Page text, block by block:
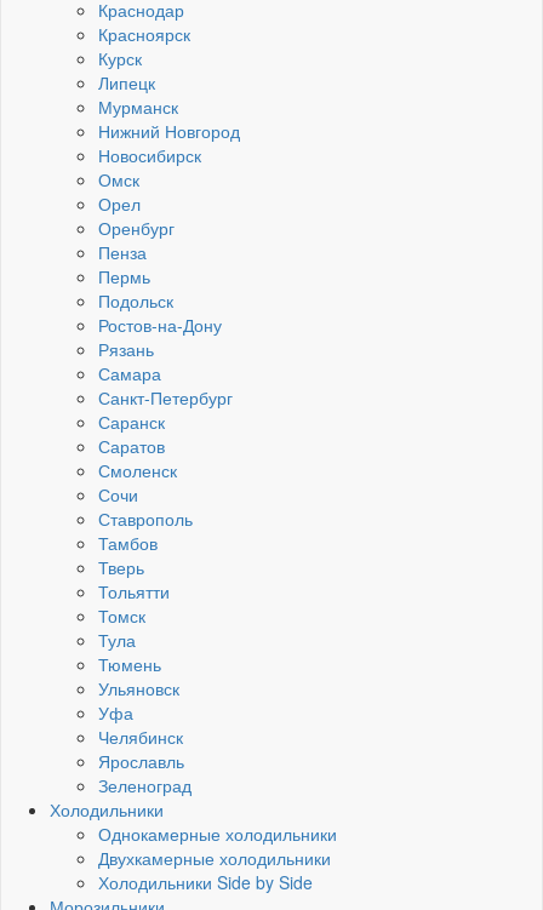
Краснодар
Красноярск
Курск
Липецк
Мурманск
Нижний Новгород
Новосибирск
Омск
Орел
Оренбург
Пенза
Пермь
Подольск
Ростов-на-Дону
Рязань
Самара
Санкт-Петербург
Саранск
Саратов
Смоленск
Сочи
Ставрополь
Тамбов
Тверь
Тольятти
Томск
Тула
Тюмень
Ульяновск
Уфа
Челябинск
Ярославль
Зеленоград
Холодильники
Однокамерные холодильники
Двухкамерные холодильники
Холодильники Side by Side